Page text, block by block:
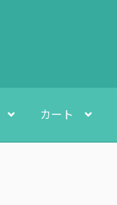
カート